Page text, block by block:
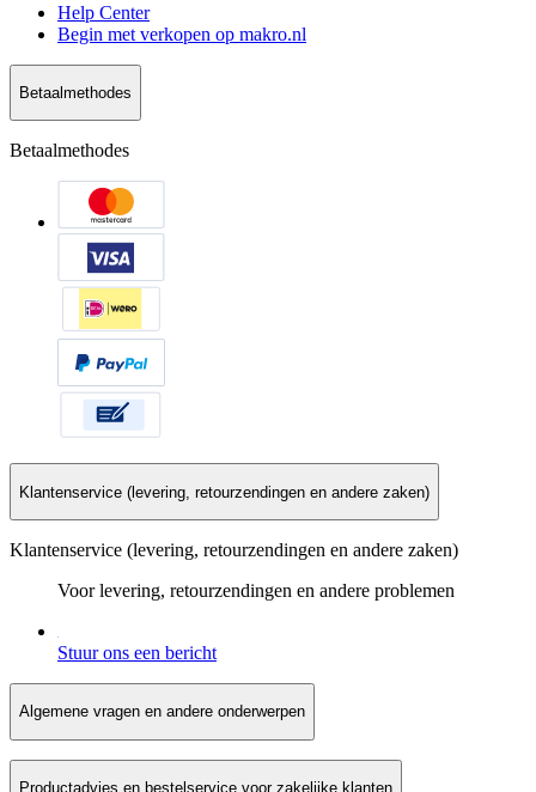
Help Center
Begin met verkopen op makro.nl
Betaalmethodes
Betaalmethodes
Klantenservice (levering, retourzendingen en andere zaken)
Klantenservice (levering, retourzendingen en andere zaken)
Voor levering, retourzendingen en andere problemen
Stuur ons een bericht
Algemene vragen en andere onderwerpen
Productadvies en bestelservice voor zakelijke klanten